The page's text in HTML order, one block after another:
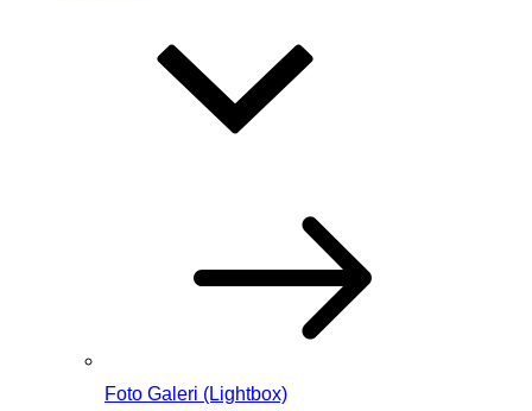
Foto Galeri (Lightbox)